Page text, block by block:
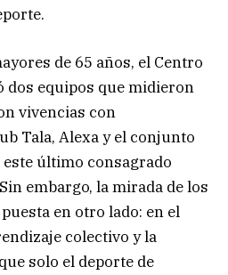
de 65 años, el Centro
dos equipos que midieron
vivencias con
Tala, Alexa y el conjunto
último consagrado
embargo, la mirada de los
en otro lado: en el
colectivo y la
solo el deporte de